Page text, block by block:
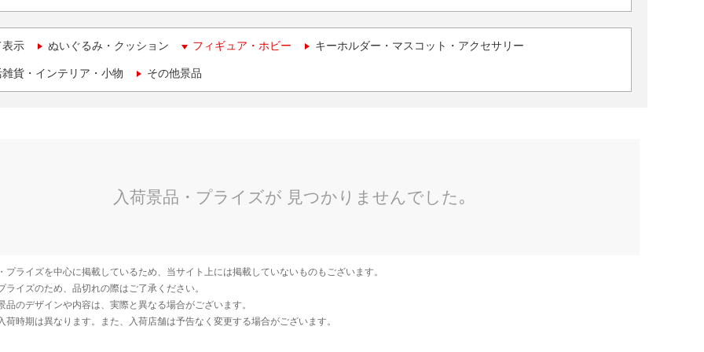
表示 ぬいぐるみ・クッション フィギュア・ホビー キーホルダー・マスコット・アクセサリー
貨・インテリア・小物 その他景品